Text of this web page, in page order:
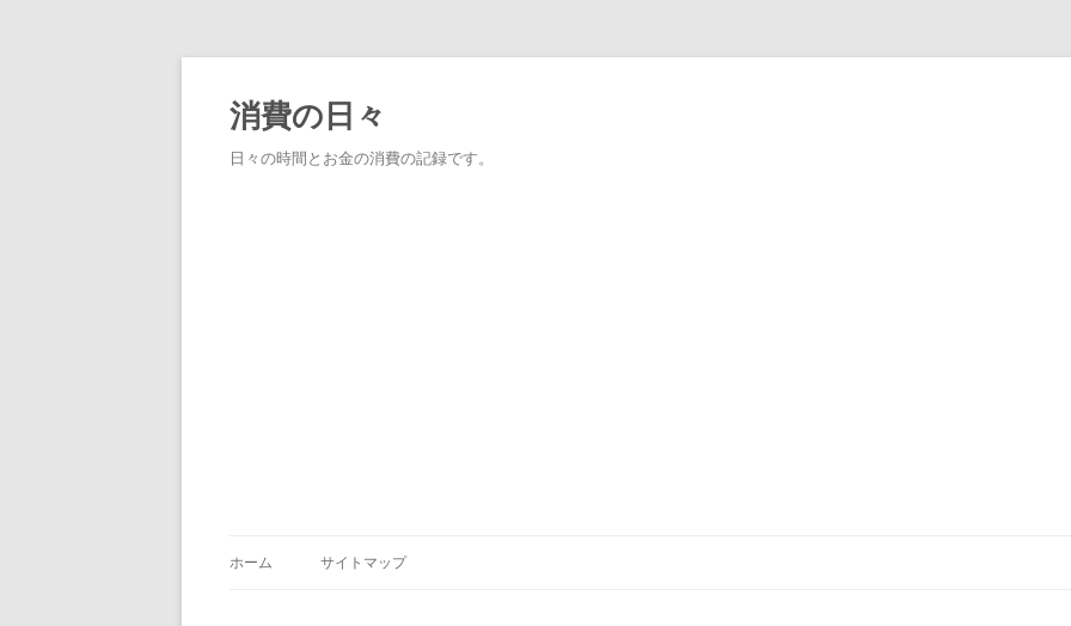
消費の日々
日々の時間とお金の消費の記録です。
ホーム サイトマップ